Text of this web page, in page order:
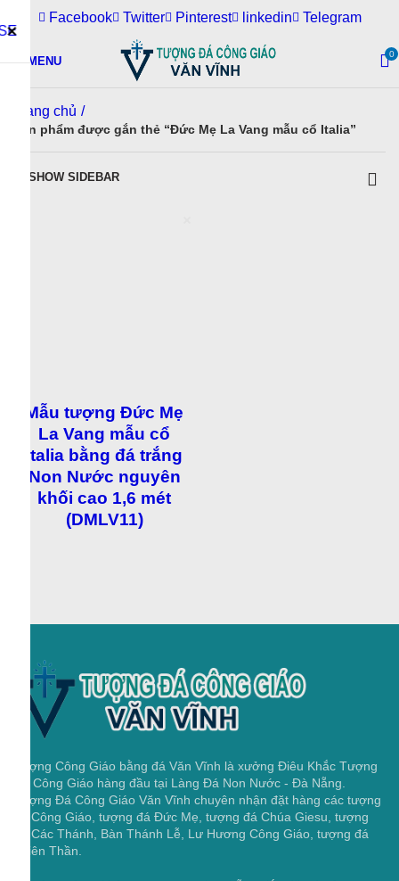
MENU 0
Trang chủ
Sản phẩm được gắn thẻ “Đức Mẹ La Vang mẫu cổ Italia”
SHOW SIDEBAR
Mẫu tượng Đức Mẹ La Vang mẫu
cổ Italia bằng đá trắng Non Nước
nguyên khối cao 1,6 mét
(DMLV11)
Tượng Công Giáo bằng đá Văn Vĩnh là xưởng Điêu Khắc Tượng
Đá Công Giáo hàng đầu tại Làng Đá Non Nước - Đà Nẵng.
Tượng Đá Công Giáo Văn Vĩnh chuyên nhận đặt hàng các tượng
đá Công Giáo, tượng đá Đức Mẹ, tượng đá Chúa Giesu, tượng
đá Các Thánh, Bàn Thánh Lễ, Lư Hương Công Giáo, tượng đá
Thiên Thần.
Giá tận xưởng, không qua trung gian, hỗ trợ lắp đặt và vận
chuyển toàn Quốc